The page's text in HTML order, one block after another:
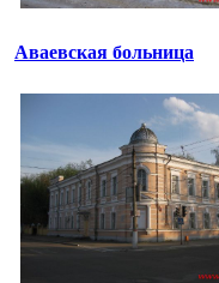
Аваевская больница